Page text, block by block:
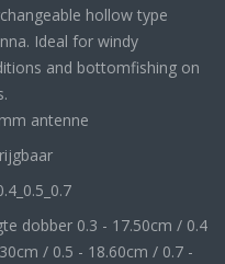
hollow type
Ideal for windy
and bottomfishing on
antenne
0.5_0.7
dobber 0.3 - 17.50cm / 0.4
/ 0.5 - 18.60cm / 0.7 -